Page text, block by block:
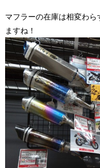
マフラーの在庫は相変わ
ますね！